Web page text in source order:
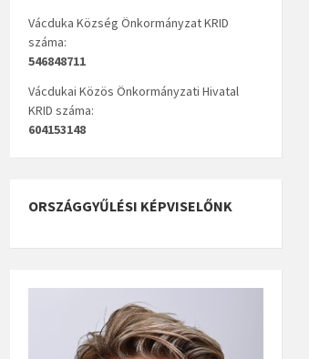
Vácduka Község Önkormányzat KRID
száma:
546848711
Vácdukai Közös Önkormányzati Hivatal
KRID száma:
604153148
ORSZÁGGYŰLÉSI KÉPVISELŐNK